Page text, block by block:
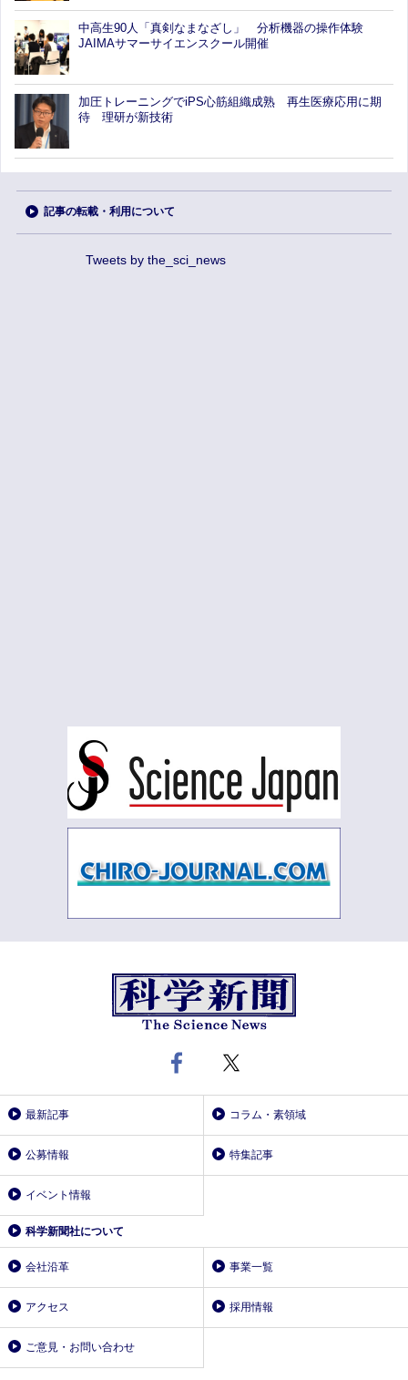
中高生90人「真剣なまなざし」 分析機器の操作体験
JAIMAサマーサイエンスクール開催
加圧トレーニングでiPS心筋組織成熟 再生医療応用に期
待 理研が新技術
記事の転載・利用について
Tweets by the_sci_news
最新記事 コラム・素領域
公募情報 特集記事
イベント情報
科学新聞社について
会社沿革 事業一覧
アクセス 採用情報
ご意見・お問い合わせ